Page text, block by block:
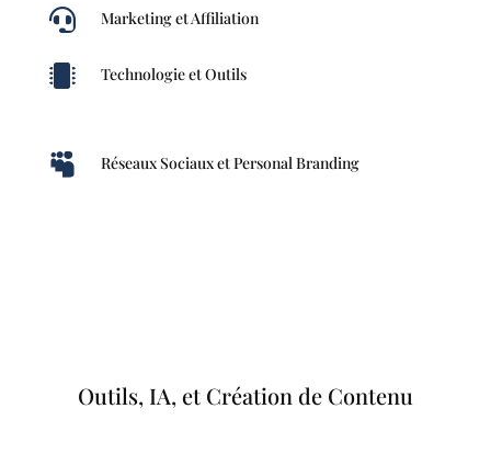
 Marketing et Affiliation
 Technologie et Outils
 Réseaux Sociaux et Personal Branding
Outils, IA, et Création de Contenu